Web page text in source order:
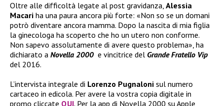
Oltre alle difficoltà legate al post gravidanza, Alessia
Macari ha una paura ancora più forte: «Non so se un domani
potrò diventare ancora mamma. Dopo la nascita di mia figlia
la ginecologa ha scoperto che ho un utero non conforme.
Non sapevo assolutamente di avere questo problema», ha
dichiarato a Novella 2000 e vincitrice del Grande Fratello Vip
del 2016.
L’intervista integrale di Lorenzo Pugnaloni sul numero
cartaceo in edicola. Per avere la vostra copia digitale in
promo cliccate QUI. Per la app di Novella 2000 su Apple